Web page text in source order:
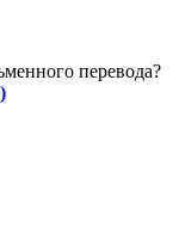
перевода?